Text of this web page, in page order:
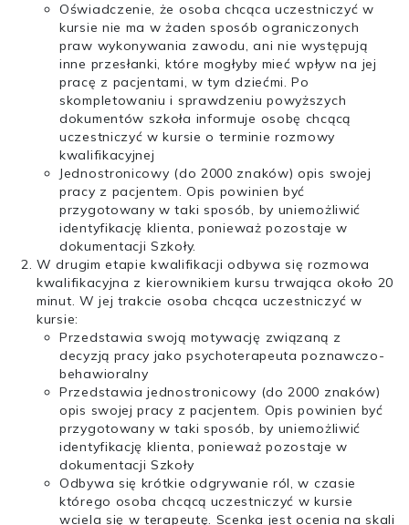
Oświadczenie, że osoba chcąca uczestniczyć w
kursie nie ma w żaden sposób ograniczonych
praw wykonywania zawodu, ani nie występują
inne przesłanki, które mogłyby mieć wpływ na jej
pracę z pacjentami, w tym dziećmi. Po
skompletowaniu i sprawdzeniu powyższych
dokumentów szkoła informuje osobę chcącą
uczestniczyć w kursie o terminie rozmowy
kwalifikacyjnej
Jednostronicowy (do 2000 znaków) opis swojej
pracy z pacjentem. Opis powinien być
przygotowany w taki sposób, by uniemożliwić
identyfikację klienta, ponieważ pozostaje w
dokumentacji Szkoły.
W drugim etapie kwalifikacji odbywa się rozmowa
kwalifikacyjna z kierownikiem kursu trwająca około 20
minut. W jej trakcie osoba chcąca uczestniczyć w
kursie:
Przedstawia swoją motywację związaną z
decyzją pracy jako psychoterapeuta poznawczo-
behawioralny
Przedstawia jednostronicowy (do 2000 znaków)
opis swojej pracy z pacjentem. Opis powinien być
przygotowany w taki sposób, by uniemożliwić
identyfikację klienta, ponieważ pozostaje w
dokumentacji Szkoły
Odbywa się krótkie odgrywanie ról, w czasie
którego osoba chcącą uczestniczyć w kursie
wciela się w terapeutę. Scenka jest ocenia na skali